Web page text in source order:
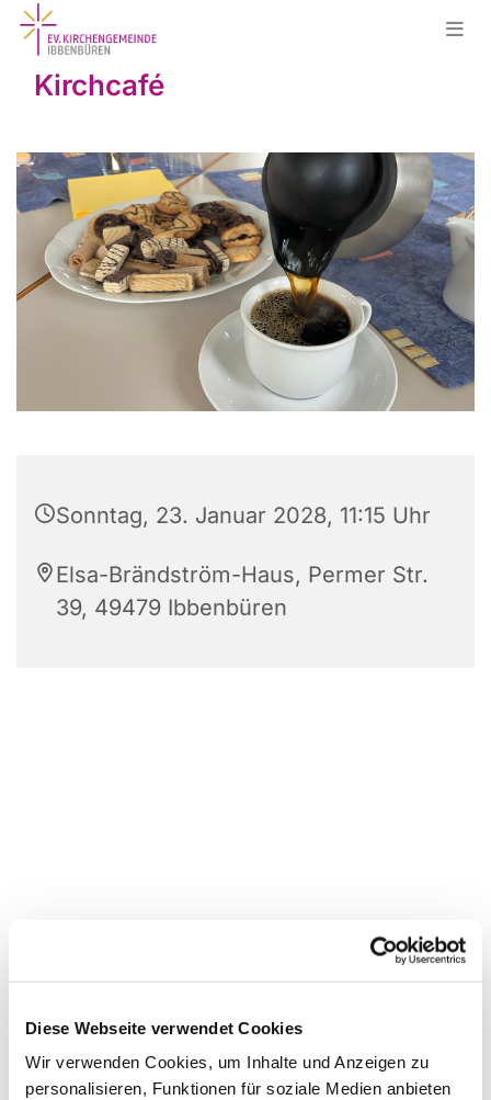
Diese Webseite verwendet Cookies
Wir verwenden Cookies, um Inhalte und Anzeigen zu
personalisieren, Funktionen für soziale Medien anbieten
Kirchcafé
Sonntag, 23. Januar 2028, 11:15 Uhr
Elsa-Brändström-Haus, Permer Str.
39, 49479 Ibbenbüren